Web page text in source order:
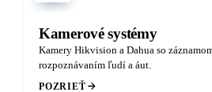
Kamerové systémy
Kamery Hikvision a Dahua so
rozpoznávaním ľudí a áut.
POZRIEŤ